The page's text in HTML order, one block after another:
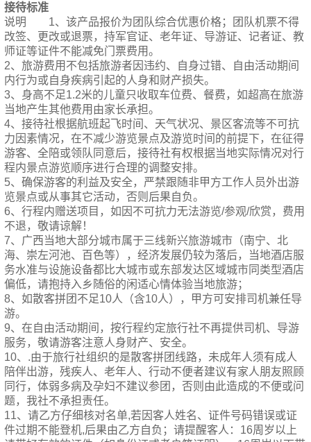
接待标准
说明
1、该产品报价为团队综合优惠价格；团队机票不得
改签、更改或退票，持军官证、老年证、导游证、记者证、教
师证等证件不能减免门票费用。
2、旅游费用不包括旅游者因违约、自身过错、自由活动期间
内行为或自身疾病引起的人身和财产损失。
3、身高不足1.2米的儿童只收取车位费、餐费，如超高在旅游
当地产生其他费用由家长承担。
4、接待社根据航班起飞时间、天气状况、景区客流等不可抗
力因素情况，在不减少游览景点及游览时间的前提下，在征得
游客、全陪或领队同意后，接待社有权根据当地实际情况对行
程内景点游览顺序进行合理的调整安排。
5、确保游客的利益及安全，严禁跟随非甲方工作人员外出游
览景点或从事其它活动，否则后果自负。
6、行程内赠送项目，如因不可抗力无法游览/参观/欣赏，费用
不退，敬请谅解！
7、广西当地大部分城市属于三线新兴旅游城市（南宁、北
海、崇左河池、百色等），经济发展仍较为落后，当地酒店服
务水准与设施设备都比大城市或东部发达区域城市同类型酒店
偏低，请抱持入乡随俗的闲适心情体验当地旅游；
8、如散客拼团不足10人（含10人），甲方可安排司机兼任导
游。
9、在自由活动期间，按行程约定旅行社不再提供司机、导游
服务，敬请游客注意人身财产、安全。
10、.由于旅行社组织的是散客拼团线路，未成年人须有成人
陪伴出游，残疾人、老年人、行动不便者建议有家人朋友照顾
同行，体弱多病及孕妇不建议参团，否则由此造成的不便或问
题，我社不承担责任。
11、请乙方仔细核对名单,若因客人姓名、证件号码错误或证
件过期不能登机,后果由乙方自负；请提醒客人：16周岁以上